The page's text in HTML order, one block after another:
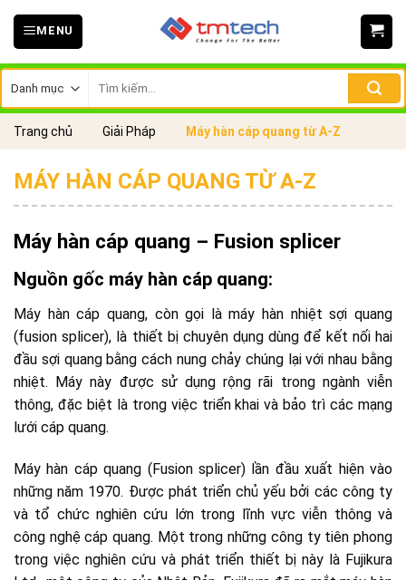
Skip
MENU
kiếm:
Trang chủ Giải Pháp Máy hàn cáp quang từ A-Z
MÁY HÀN CÁP QUANG TỪ A-Z
Máy hàn cáp quang – Fusion splicer
Nguồn gốc máy hàn cáp quang:
Máy hàn cáp quang, còn gọi là máy hàn nhiệt sợi quang
(fusion splicer), là thiết bị chuyên dụng dùng để kết nối hai
đầu sợi quang bằng cách nung chảy chúng lại với nhau bằng
nhiệt. Máy này được sử dụng rộng rãi trong ngành viễn
thông, đặc biệt là trong việc triển khai và bảo trì các mạng
lưới cáp quang.
Máy hàn cáp quang (Fusion splicer) lần đầu xuất hiện vào
những năm 1970. Được phát triển chủ yếu bởi các công ty
và tổ chức nghiên cứu lớn trong lĩnh vực viễn thông và
công nghệ cáp quang. Một trong những công ty tiên phong
trong việc nghiên cứu và phát triển thiết bị này là Fujikura